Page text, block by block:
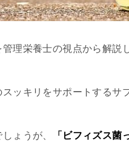
理栄養士の視点から解説
ッキリをサポートするサ
ょうが、
「ビフィズス菌